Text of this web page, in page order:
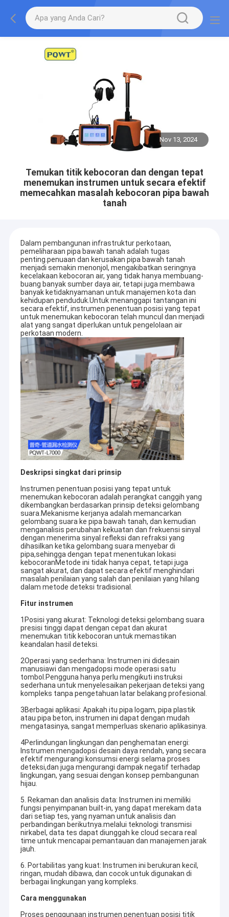
Nov 13, 2024
Temukan titik kebocoran dan dengan tepat
menemukan instrumen untuk secara efektif
memecahkan masalah kebocoran pipa bawah
tanah
Dalam pembangunan infrastruktur perkotaan,
pemeliharaan pipa bawah tanah adalah tugas
penting.penuaan dan kerusakan pipa bawah tanah
menjadi semakin menonjol, mengakibatkan seringnya
kecelakaan kebocoran air, yang tidak hanya membuang-
buang banyak sumber daya air, tetapi juga membawa
banyak ketidaknyamanan untuk manajemen kota dan
kehidupan penduduk.Untuk menanggapi tantangan ini
secara efektif, instrumen penentuan posisi yang tepat
untuk menemukan kebocoran telah muncul dan menjadi
alat yang sangat diperlukan untuk pengelolaan air
perkotaan modern.
Deskripsi singkat dari prinsip
Instrumen penentuan posisi yang tepat untuk
menemukan kebocoran adalah perangkat canggih yang
dikembangkan berdasarkan prinsip deteksi gelombang
suara.Mekanisme kerjanya adalah memancarkan
gelombang suara ke pipa bawah tanah, dan kemudian
menganalisis perubahan kekuatan dan frekuensi sinyal
dengan menerima sinyal refleksi dan refraksi yang
dihasilkan ketika gelombang suara menyebar di
pipa,sehingga dengan tepat menentukan lokasi
kebocoranMetode ini tidak hanya cepat, tetapi juga
sangat akurat, dan dapat secara efektif menghindari
masalah penilaian yang salah dan penilaian yang hilang
dalam metode deteksi tradisional.
Fitur instrumen
1Posisi yang akurat: Teknologi deteksi gelombang suara
presisi tinggi dapat dengan cepat dan akurat
menemukan titik kebocoran untuk memastikan
keandalan hasil deteksi.
2Operasi yang sederhana: Instrumen ini didesain
manusiawi dan mengadopsi mode operasi satu
tombol.Pengguna hanya perlu mengikuti instruksi
sederhana untuk menyelesaikan pekerjaan deteksi yang
kompleks tanpa pengetahuan latar belakang profesional.
3Berbagai aplikasi: Apakah itu pipa logam, pipa plastik
atau pipa beton, instrumen ini dapat dengan mudah
mengatasinya, sangat memperluas skenario aplikasinya.
4Perlindungan lingkungan dan penghematan energi:
Instrumen mengadopsi desain daya rendah, yang secara
efektif mengurangi konsumsi energi selama proses
deteksi,dan juga mengurangi dampak negatif terhadap
lingkungan, yang sesuai dengan konsep pembangunan
hijau.
5. Rekaman dan analisis data: Instrumen ini memiliki
fungsi penyimpanan built-in, yang dapat merekam data
dari setiap tes, yang nyaman untuk analisis dan
perbandingan berikutnya.melalui teknologi transmisi
nirkabel, data tes dapat diunggah ke cloud secara real
time untuk mencapai pemantauan dan manajemen jarak
jauh.
6. Portabilitas yang kuat: Instrumen ini berukuran kecil,
ringan, mudah dibawa, dan cocok untuk digunakan di
berbagai lingkungan yang kompleks.
Cara menggunakan
Proses penggunaan instrumen penentuan posisi titik